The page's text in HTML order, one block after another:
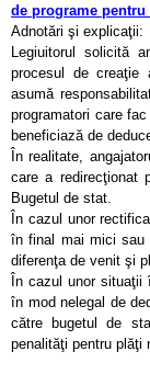
de programe
Adnotări şi explicaţii:
Legiuitorul solicită
procesul de creaţie
asumă
programatori care
beneficiază de
În realitate,
care a redirecţionat
Bugetul de stat.
În cazul unor
în final mai mici sau
diferenţa de venit şi
În cazul unor
în mod nelegal de
către bugetul de
penalităţi pentru plăţi